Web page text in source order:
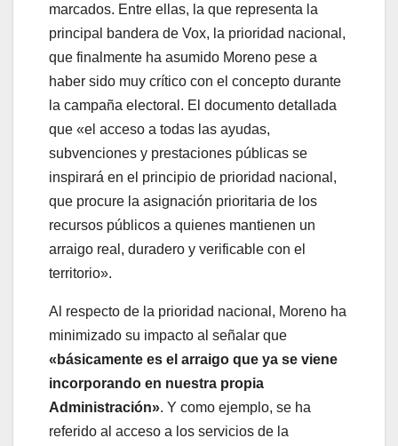
marcados. Entre ellas, la que representa la
principal bandera de Vox, la prioridad nacional,
que finalmente ha asumido Moreno pese a
haber sido muy crítico con el concepto durante
la campaña electoral. El documento detallada
que «el acceso a todas las ayudas,
subvenciones y prestaciones públicas se
inspirará en el principio de prioridad nacional,
que procure la asignación prioritaria de los
recursos públicos a quienes mantienen un
arraigo real, duradero y verificable con el
territorio».
Al respecto de la prioridad nacional, Moreno ha
minimizado su impacto al señalar que
«básicamente es el arraigo que ya se viene
incorporando en nuestra propia
Administración». Y como ejemplo, se ha
referido al acceso a los servicios de la